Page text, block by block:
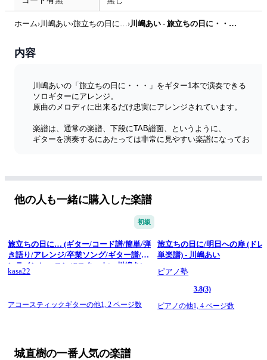
ホーム›川嶋あい›旅立ちの日に… › 川嶋あい - 旅立ちの日に・・・・ by 城直樹
内容
川嶋あいの「旅立ちの日に・・・」をギター1本で演奏できる
ソロギターにアレンジ。
原曲のメロディに出来るだけ忠実にアレンジされています。
楽譜は、通常の楽譜、下段にTAB譜面、というように、
ギターを演奏するにあたっては非常に見やすい楽譜になってお
アレンジ：城 直樹 http://naoki-jo.com
■その他、ソロギターTAB譜面発売中です。合わせて是非御覧
他の人も一緒に購入した楽譜
初級
旅立ちの日に… (ギター/コード譜/簡単/弾
き語り/アレンジ/卒業ソング/ギター譜/オ
ンラインレッスン/Cスタート) - 川嶋あい
kasa22
アコースティックギターの他1, 2 ページ数
旅立ちの日に/明日への扉 (ドレ
単楽譜) - 川嶋あい
ピアノ塾
3.8(3)
ピアノの他1,4 ページ数
城直樹の一番人気の楽譜